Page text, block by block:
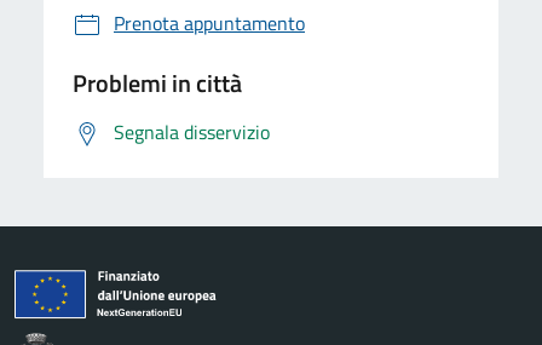
Prenota appuntamento
Problemi in città
Segnala disservizio